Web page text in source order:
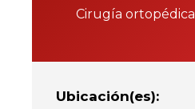
Cirugía ortopédica
Ubicación(es):